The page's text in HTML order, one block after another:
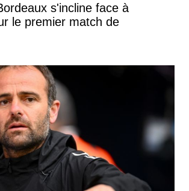
s'incline face à
le premier match de